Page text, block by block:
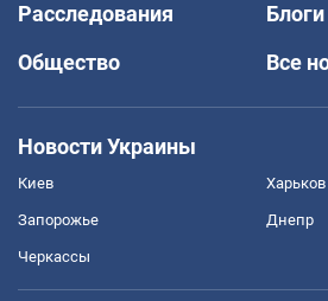
Расследования
Блоги
Общество
Все
Новости Украины
Киев Харьков
Запорожье Днепр
Черкассы